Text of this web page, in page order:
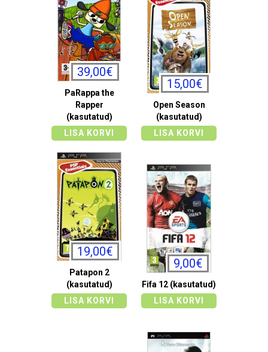
39,00€
PaRappa the
Rapper
(kasutatud)
LISA KORVI
15,00€
Open Season
(kasutatud)
LISA KORVI
19,00€
Patapon 2
(kasutatud)
LISA KORVI
9,00€
Fifa 12 (kasutatud)
LISA KORVI